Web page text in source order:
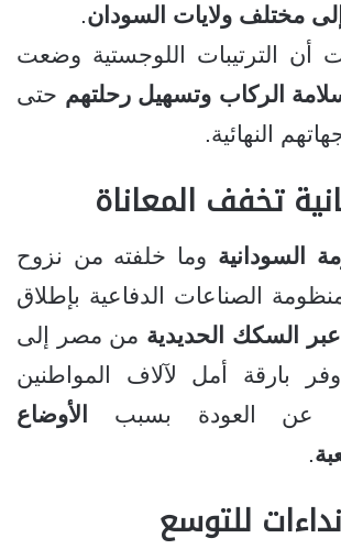
مختلف ولايات السودان
أن الترتيبات اللوجستية وضعت
الركاب وتسهيل رحلتهم حتى
النهائية.
تخفف المعاناة
السودانية وما خلفته من نزوح
الصناعات الدفاعية بإطلاق
السكك الحديدية من مصر إلى
بارقة أمل لآلاف المواطنين
عن العودة بسبب
الأوضاع
.
للتوسع